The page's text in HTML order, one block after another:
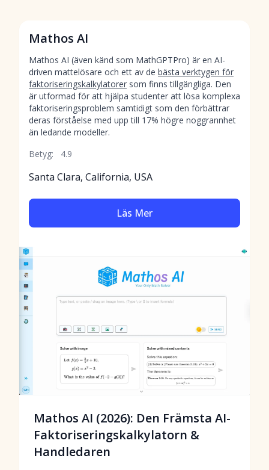
Mathos AI
Mathos AI (även känd som MathGPTPro) är en AI-
driven mattelösare och ett av de bästa verktygen för
faktoriseringskalkylatorer som finns tillgängliga. Den
är utformad för att hjälpa studenter att lösa komplexa
faktoriseringsproblem samtidigt som den förbättrar
deras förståelse med upp till 17% högre noggrannhet
än ledande modeller.
Betyg:
4.9
Santa Clara, California, USA
Läs Mer
Mathos AI (2026): Den Främsta AI-
Faktoriseringskalkylatorn &
Handledaren